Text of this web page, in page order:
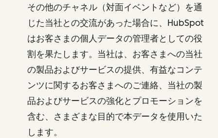
その他のチャネル（対面イベントなど）を通
じた当社との交流があった場合に、HubSpot
はお客さまの個人データの管理者としての役
割を果たします。当社は、お客さまへの当社
の製品およびサービスの提供、有益なコンテ
ンツに関するお客さまへのご連絡、当社の製
品およびサービスの強化とプロモーションを
含む、さまざまな目的で本データを使用いた
します。